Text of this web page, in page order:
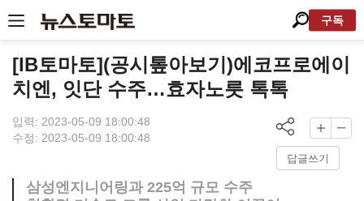
구독
[IB토마토](공시톺아보기)에코프로에이
치엔, 잇단 수주…효자노릇 톡톡
입력: 2023-05-09 18:00:48
수정: 2023-05-09 18:00:48
답글쓰기
삼성엔지니어링과 225억 규모 수주